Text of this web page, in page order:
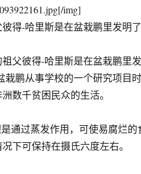
img]
得-哈里斯是在盆栽鹏里发明了
彼得-哈里斯是在盆栽鹏里发
栽鹏从事学校的一个研究项目
数千贫困民众的生活。
过蒸发作用，可使易腐烂的
下可保持在摄氏六度左右。